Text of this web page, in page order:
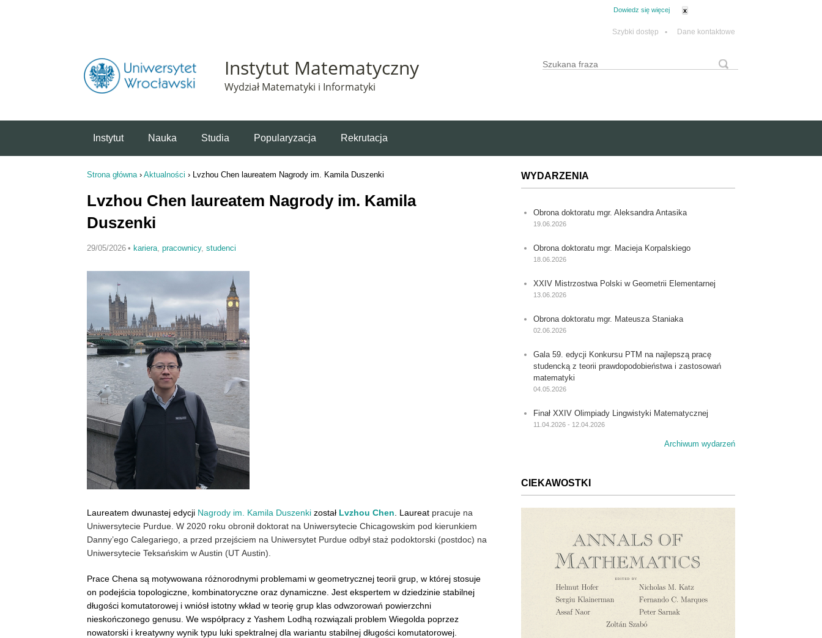
Dowiedz się więcej x
Szybki dostęp • Dane kontaktowe
Instytut Matematyczny
Wydział Matematyki i Informatyki
Formularz wyszukiwania
Wyszukaj
Instytut Nauka Studia Popularyzacja Rekrutacja
Strona główna› Aktualności › Lvzhou Chen laureatem Nagrody im. Kamila Duszenki
Lvzhou Chen laureatem Nagrody im. Kamila
Duszenki
29/05/2026 • kariera, pracownicy, studenci
Laureatem dwunastej edycji Nagrody im. Kamila Duszenki został Lvzhou Chen . Laureat pracuje na
Uniwersytecie Purdue. W 2020 roku obronił doktorat na Uniwersytecie Chicagowskim pod kierunkiem
Danny’ego Calegariego, a przed przejściem na Uniwersytet Purdue odbył staż podoktorski (postdoc) na
Uniwersytecie Teksańskim w Austin (UT Austin).
Prace Chena są motywowana różnorodnymi problemami w geometrycznej teorii grup, w której stosuje
on podejścia topologiczne, kombinatoryczne oraz dynamiczne. Jest ekspertem w dziedzinie stabilnej
długości komutatorowej i wniósł istotny wkład w teorię grup klas odwzorowań powierzchni
nieskończonego genusu. We współpracy z Yashem Lodhą rozwiązali problem Wiegolda poprzez
nowatorski i kreatywny wynik typu luki spektralnej dla wariantu stabilnej długości komutatorowej.
WYDARZENIA
Obrona doktoratu mgr. Aleksandra Antasika
19.06.2026
Obrona doktoratu mgr. Macieja Korpalskiego
18.06.2026
XXIV Mistrzostwa Polski w Geometrii Elementarnej
13.06.2026
Obrona doktoratu mgr. Mateusza Staniaka
02.06.2026
Gala 59. edycji Konkursu PTM na najlepszą pracę
studencką z teorii prawdopodobieństwa i zastosowań
matematyki
04.05.2026
Finał XXIV Olimpiady Lingwistyki Matematycznej
11.04.2026 - 12.04.2026
Archiwum wydarzeń
CIEKAWOSTKI